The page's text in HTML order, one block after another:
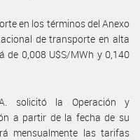
en los términos del Anexo
de transporte en alta
de 0,008 U$S/MWh y 0,140
solicitó la Operación y
a partir de la fecha de su
mensualmente las tarifas